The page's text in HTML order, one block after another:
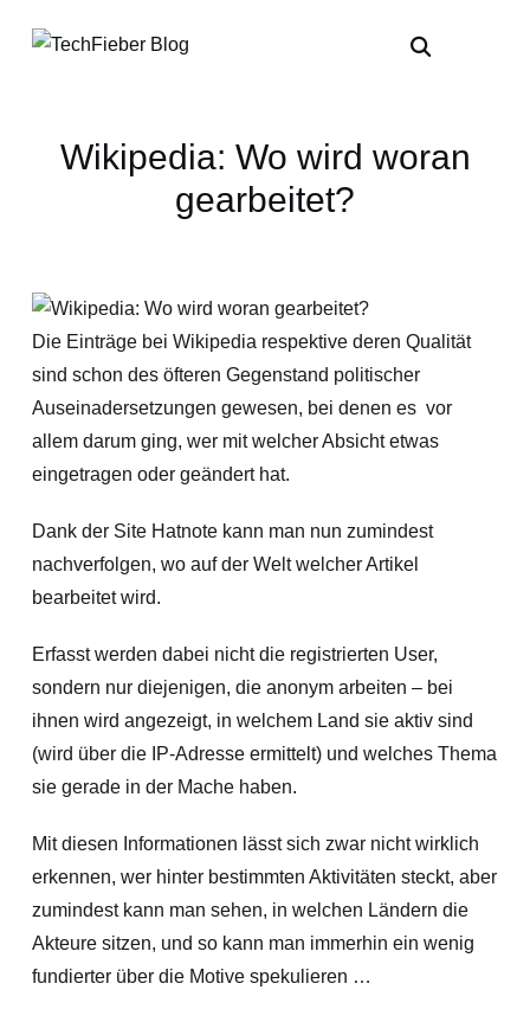
Wikipedia: Wo wird woran
gearbeitet?
Die Einträge bei Wikipedia respektive deren Qualität
sind schon des öfteren Gegenstand politischer
Auseinadersetzungen gewesen, bei denen es vor
allem darum ging, wer mit welcher Absicht etwas
eingetragen oder geändert hat.
Dank der Site Hatnote kann man nun zumindest
nachverfolgen, wo auf der Welt welcher Artikel
bearbeitet wird.
Erfasst werden dabei nicht die registrierten User,
sondern nur diejenigen, die anonym arbeiten – bei
ihnen wird angezeigt, in welchem Land sie aktiv sind
(wird über die IP-Adresse ermittelt) und welches Thema
sie gerade in der Mache haben.
Mit diesen Informationen lässt sich zwar nicht wirklich
erkennen, wer hinter bestimmten Aktivitäten steckt, aber
zumindest kann man sehen, in welchen Ländern die
Akteure sitzen, und so kann man immerhin ein wenig
fundierter über die Motive spekulieren …